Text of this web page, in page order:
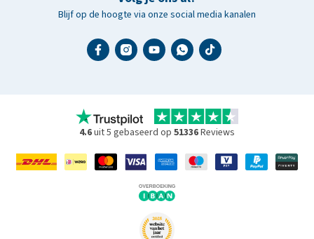
Blijf op de hoogte via onze social media kanalen
4.6uit 5 gebaseerd op 51336Reviews